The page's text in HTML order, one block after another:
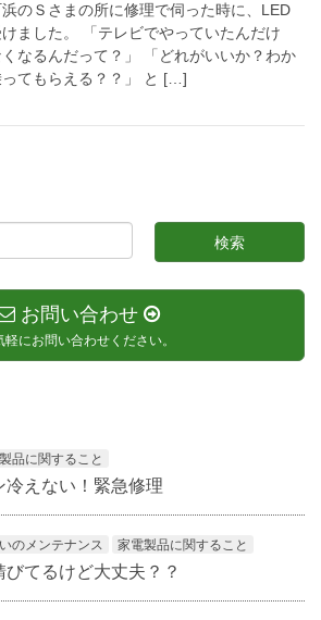
のＳさまの所に修理で伺った時に、LED
ました。 「テレビでやっていたんだけ
なるんだって？」 「どれがいいか？わか
てもらえる？？」 と […]
お問い合わせ
軽にお問い合わせください。
品に関すること
冷えない！緊急修理
のメンテナンス 家電製品に関すること
びてるけど大丈夫？？